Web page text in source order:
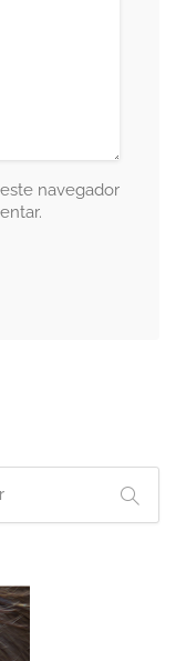
navegador